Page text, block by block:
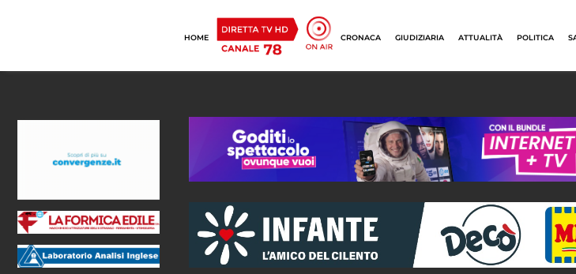
HOME CRONACA GIUDIZIARIA ATTUALITÀ POLITICA